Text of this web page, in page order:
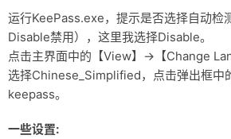
运行KeePass.exe，提示是否选择自动检
Disable禁用），这里我选择Disable。
点击主界面中的【View】→【Change
选择Chinese_Simplified，点击弹出框中
keepass。
一些设置: